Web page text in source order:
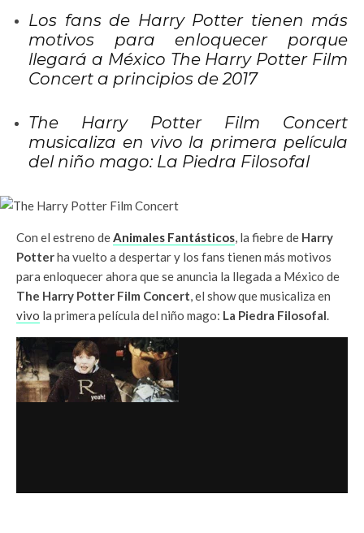
Los fans de Harry Potter tienen más
motivos para enloquecer porque
llegará a México The Harry Potter Film
Concert a principios de 2017
The Harry Potter Film Concert
musicaliza en vivo la primera película
del niño mago: La Piedra Filosofal
Con el estreno de Animales Fantásticos , la fiebre de Harry
Potterha vuelto a despertar y los fans tienen más motivos
para enloquecer ahora que se anuncia la llegada a México de
The Harry Potter Film Concert , el show que musicaliza en
vivo la primera película del niño mago: La Piedra Filosofal